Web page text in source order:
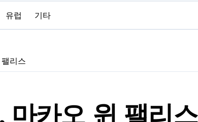
지노 앰버서더까지 완벽 루트!
텔과 도보 3분 카지노 탐방기
한 매력의 프라하 골든 에이지
유럽 기타
리스
마카오 윈 팰리스